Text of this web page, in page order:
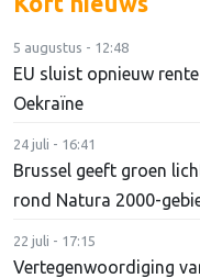
5 augustus - 12:48
EU sluist opnieuw
Oekraïne
24 juli - 16:41
Brussel geeft groen
rond Natura 2000-
22 juli - 17:15
Vertegenwoordiging